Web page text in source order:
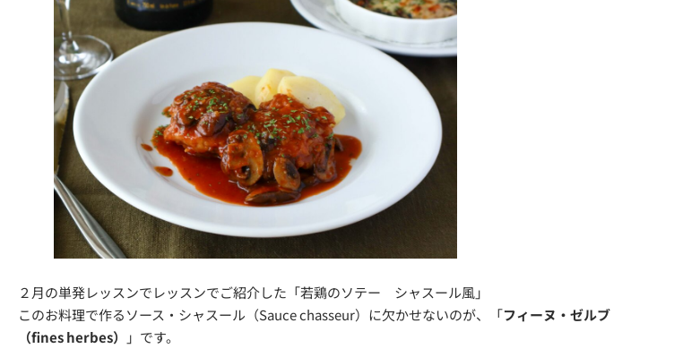
２月の単発レッスンでレッスンでご紹介した「若鶏のソテー シャスール風」
このお料理で作るソース・シャスール（Sauce chasseur）に欠かせないのが、「フィーヌ・ゼルブ
（fines herbes）
」です。